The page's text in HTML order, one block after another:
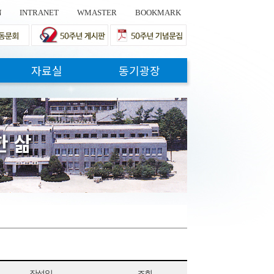
INTRANET WMASTER BOOKMARK
자료실 동기광장
삶